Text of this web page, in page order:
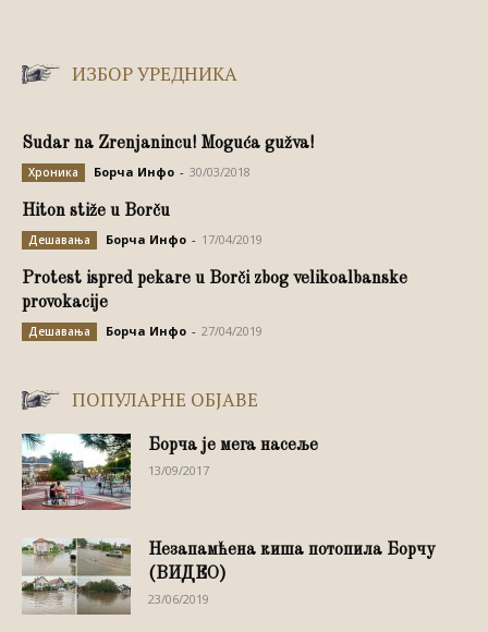
ИЗБОР УРЕДНИКА
Sudar na Zrenjanincu! Moguća gužva!
Хроника Борча Инфо - 30/03/2018
Hiton stiže u Borču
Дешавања Борча Инфо - 17/04/2019
Protest ispred pekare u Borči zbog velikoalbanske
provokacije
Дешавања Борча Инфо - 27/04/2019
ПОПУЛАРНЕ ОБЈАВЕ
Борча је мега насеље
13/09/2017
Незапамћена киша потопила Борчу
(ВИДЕО)
23/06/2019